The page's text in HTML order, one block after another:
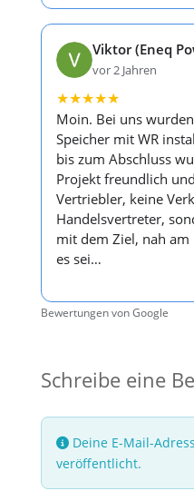
Viktor (Eneq
vor 2 Jahren
★★★★★
Moin. Bei uns
Speicher mit WR
bis zum Abschluss
Projekt freundlich
Vertriebler, keine
Handelsvertreter,
mit dem Ziel, nah am
es sei…
Bewertungen von Google
Schreibe eine
Deine E-Mail-
veröffentlicht.